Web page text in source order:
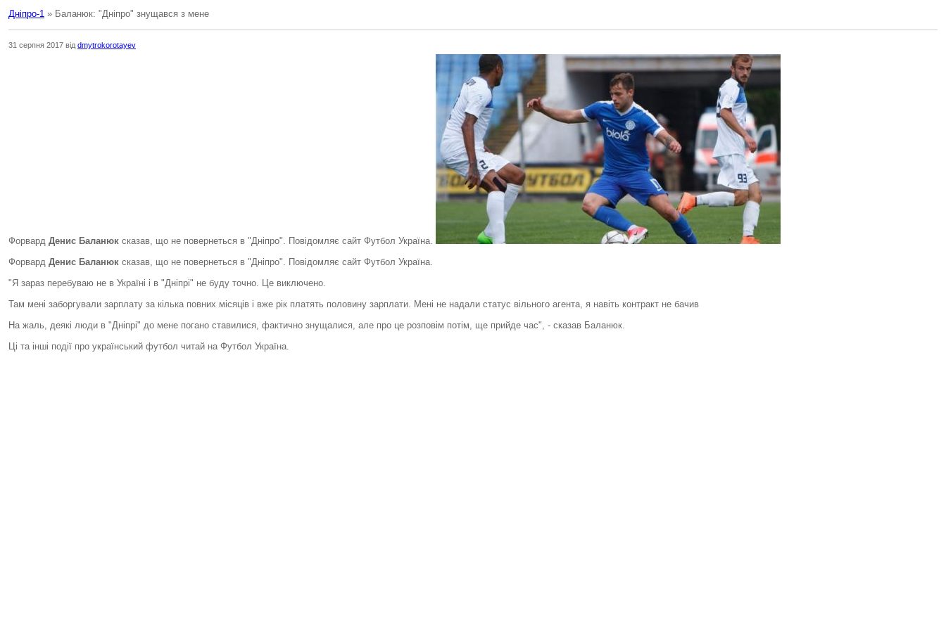
Дніпро-1 » Баланюк: "Дніпро" знущався з мене
31 серпня 2017 від dmytrokorotayev
Форвард Денис Баланюк сказав, що не повернеться в "Дніпро". Повідомляє сайт Футбол Україна.
Форвард Денис Баланюк сказав, що не повернеться в "Дніпро". Повідомляє сайт Футбол Україна.
"Я зараз перебуваю не в Україні і в "Дніпрі" не буду точно. Це виключено.
Там мені заборгували зарплату за кілька повних місяців і вже рік платять половину зарплати. Мені не надали статус вільного агента, я навіть контракт не бачив
На жаль, деякі люди в "Дніпрі" до мене погано ставилися, фактично знущалися, але про це розповім потім, ще прийде час", - сказав Баланюк.
Ці та інші події про український футбол читай на Футбол Україна.